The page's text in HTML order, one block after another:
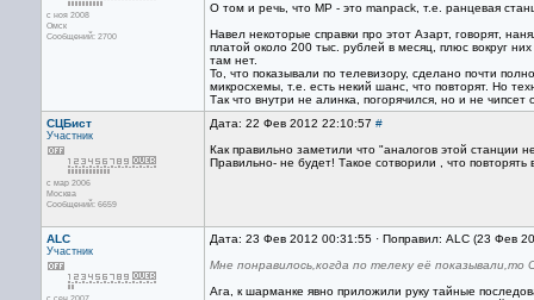
с ноя 2008
Омск
Сообщений: 2700
О том и речь, что MP - это manpack, т.е. ранцевая
Навел некоторые справки про этот Азарт, говорят,
платой около 200 тыс. рублей в месяц, плюс вокруг
там нет.
То, что показывали по телевизору, сделано почти
микросхемы, т.е. есть некий шанс, что повторят. Но
Так что внутри не алинка, погорячился, но и не чипсет
СЦБист
Участник
с мар 2006
Москва
Сообщений: 6659
Дата: 22 Фев 2012 22:10:57 #
Как правильно заметили что "аналогов этой станции
Правильно- не будет! Такое сотворили , что
ALC
Участник
Дата: 23 Фев 2012 00:31:55 · Поправил: ALC (23 Фев
Мне понравилось,когда по телеку её
Ага, к шарманке явно приложили руку тайные